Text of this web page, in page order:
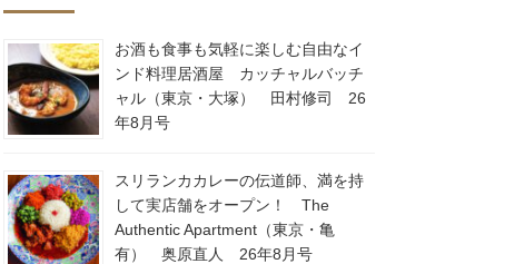
お酒も食事も気軽に楽しむ自由なイ
ンド料理居酒屋 カッチャルバッチ
ャル（東京・大塚） 田村修司 26
年8月号
スリランカカレーの伝道師、満を持
して実店舗をオープン！ The
Authentic Apartment（東京・亀
有） 奥原直人 26年8月号